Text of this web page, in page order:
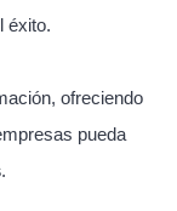
éxito.
ofreciendo
pueda
.